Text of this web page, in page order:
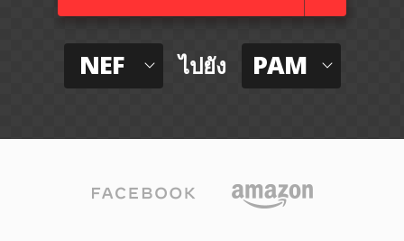
NEF ไปยัง PAM